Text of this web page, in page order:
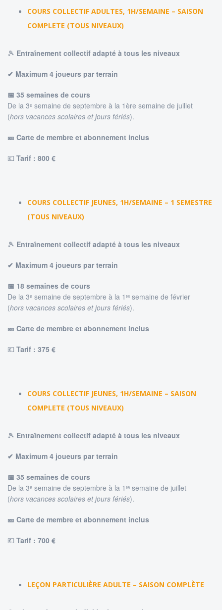
COURS COLLECTIF ADULTES, 1H/SEMAINE – SAISON
COMPLETE (TOUS NIVEAUX)
🎾 Entraînement collectif adapté à tous les niveaux
✔ Maximum 4 joueurs par terrain
📅 35 semaines de cours
De la 3ᵉ semaine de septembre à la 1ère semaine de juillet
(hors vacances scolaires et jours fériés).
🎫 Carte de membre et abonnement inclus
💶 Tarif : 800 €
COURS COLLECTIF JEUNES, 1H/SEMAINE – 1 SEMESTRE
(TOUS NIVEAUX)
🎾 Entraînement collectif adapté à tous les niveaux
✔ Maximum 4 joueurs par terrain
📅 18 semaines de cours
De la 3ᵉ semaine de septembre à la 1ʳᵉ semaine de février
(hors vacances scolaires et jours fériés).
🎫 Carte de membre et abonnement inclus
💶 Tarif : 375 €
COURS COLLECTIF JEUNES, 1H/SEMAINE – SAISON
COMPLETE (TOUS NIVEAUX)
🎾 Entraînement collectif adapté à tous les niveaux
✔ Maximum 4 joueurs par terrain
📅 35 semaines de cours
De la 3ᵉ semaine de septembre à la 1ʳᵉ semaine de juillet
(hors vacances scolaires et jours fériés).
🎫 Carte de membre et abonnement inclus
💶 Tarif : 700 €
LEÇON PARTICULIÈRE ADULTE – SAISON COMPLÈTE